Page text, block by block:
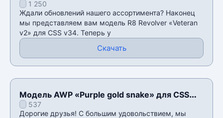
v341 250
Ждали обновлений нашего ассортимента? Наконец
мы представляем вам модель R8 Revolver «Veteran
v2» для CSS v34. Теперь у
Скачать
Модель AWP «Purple gold snake» для CSS
v34537
Дорогие друзья! С большим удовольствием, мы